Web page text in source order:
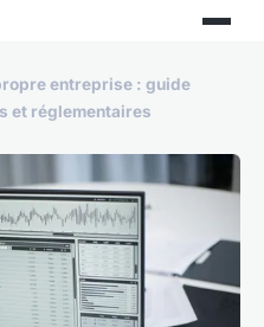
entreprise : guide
et réglementaires